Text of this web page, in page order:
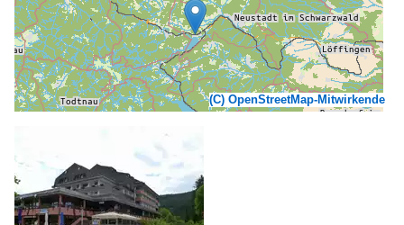
(C) OpenStreetMap-Mitwirkende